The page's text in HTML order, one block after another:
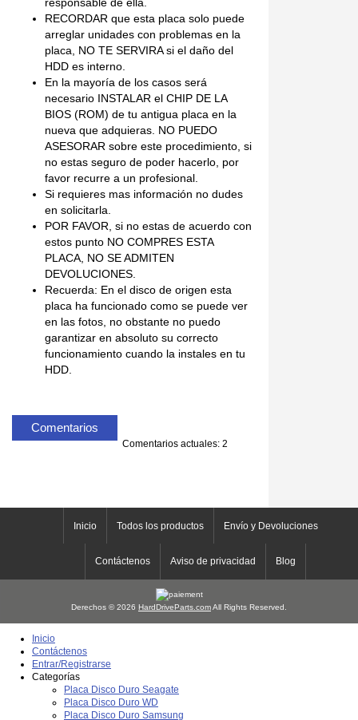
responsable de ella.
RECORDAR que esta placa solo puede
arreglar unidades con problemas en la
placa, NO TE SERVIRA si el daño del
HDD es interno.
En la mayoría de los casos será
necesario INSTALAR el CHIP DE LA
BIOS (ROM) de tu antigua placa en la
nueva que adquieras. NO PUEDO
ASESORAR sobre este procedimiento, si
no estas seguro de poder hacerlo, por
favor recurre a un profesional.
Si requieres mas información no dudes
en solicitarla.
POR FAVOR, si no estas de acuerdo con
estos punto NO COMPRES ESTA
PLACA, NO SE ADMITEN
DEVOLUCIONES.
Recuerda: En el disco de origen esta
placa ha funcionado como se puede ver
en las fotos, no obstante no puedo
garantizar en absoluto su correcto
funcionamiento cuando la instales en tu
HDD.
Comentarios
Comentarios actuales: 2
Inicio Todos los productos Envío y Devoluciones
Contáctenos Aviso de privacidad Blog
Derechos © 2026 HardDriveParts.comAll Rights Reserved.
Inicio
Contáctenos
Entrar/Registrarse
Categorías
Placa Disco Duro Seagate
Placa Disco Duro WD
Placa Disco Duro Samsung